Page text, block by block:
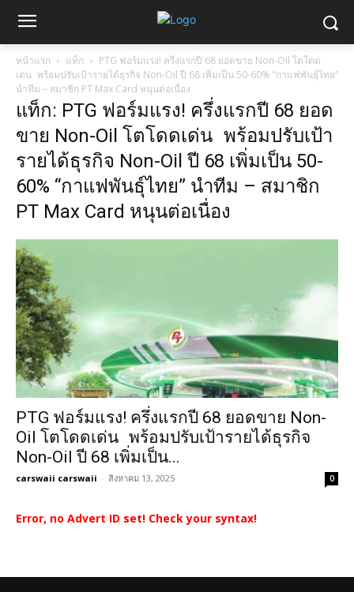
หน้าแรก แท็ก
PTG ฟอร์มแรง! ครึ่งแรกปี 68 ยอดขาย Non-Oil โตโดด
เด่น พร้อมปรับเป้ารายได้ธุรกิจ Non-Oil ปี 68 เพิ่มเป็น 50-60% “กาแฟพันธุ์ไทย”
นำทีม – สมาชิก PT Max Card หนุนต่อเนื่อง
แท็ก: PTG ฟอร์มแรง! ครึ่งแรกปี 68 ยอด
ขาย Non-Oil โตโดดเด่น พร้อมปรับเป้า
รายได้ธุรกิจ Non-Oil ปี 68 เพิ่มเป็น 50-
60% “กาแฟพันธุ์ไทย” นำทีม – สมาชิก
PT Max Card หนุนต่อเนื่อง
PTG ฟอร์มแรง! ครึ่งแรกปี 68 ยอดขาย Non-
Oil โตโดดเด่น พร้อมปรับเป้ารายได้ธุรกิจ
Non-Oil ปี 68 เพิ่มเป็น...
carswaii carswaii - สิงหาคม 13, 2025 0
Error, no Advert ID set! Check your syntax!